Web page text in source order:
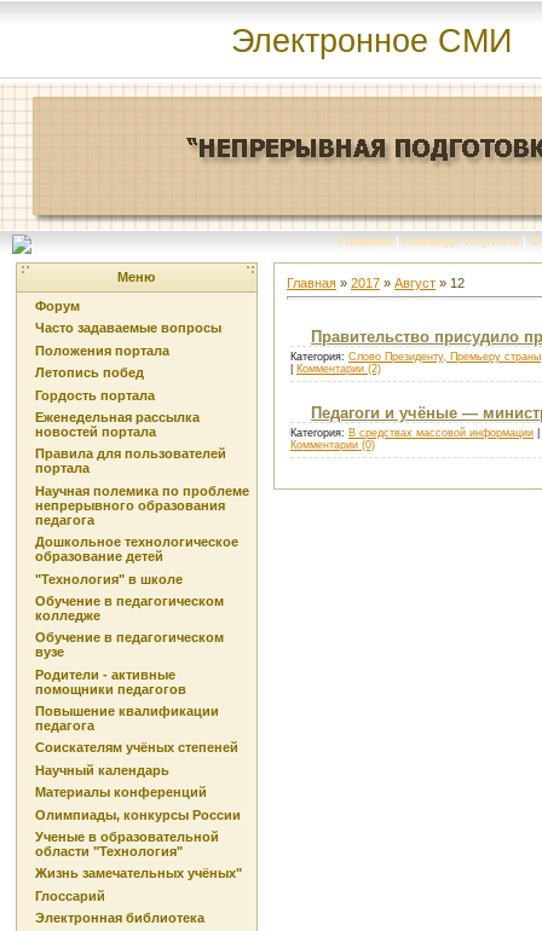
Электронное СМИ
Главная | Команда портала | О
Меню
Форум
Часто задаваемые вопросы
Положения портала
Летопись побед
Гордость портала
Еженедельная рассылка
новостей портала
Правила для пользователей
портала
Научная полемика по проблеме
непрерывного образования
педагога
Дошкольное технологическое
образование детей
"Технология" в школе
Обучение в педагогическом
колледже
Обучение в педагогическом
вузе
Родители - активные
помощники педагогов
Повышение квалификации
педагога
Соискателям учёных степеней
Научный календарь
Материалы конференций
Олимпиады, конкурсы России
Ученые в образовательной
области "Технология"
Жизнь замечательных учёных"
Глоссарий
Электронная библиотека
Главная » 2017 » Август » 12
Правительство присудило
Категория: Слово Президенту, Премьеру страны
Комментарии (2)
Педагоги и учёные —
Категория: В средствах массовой информации
Комментарии (0)